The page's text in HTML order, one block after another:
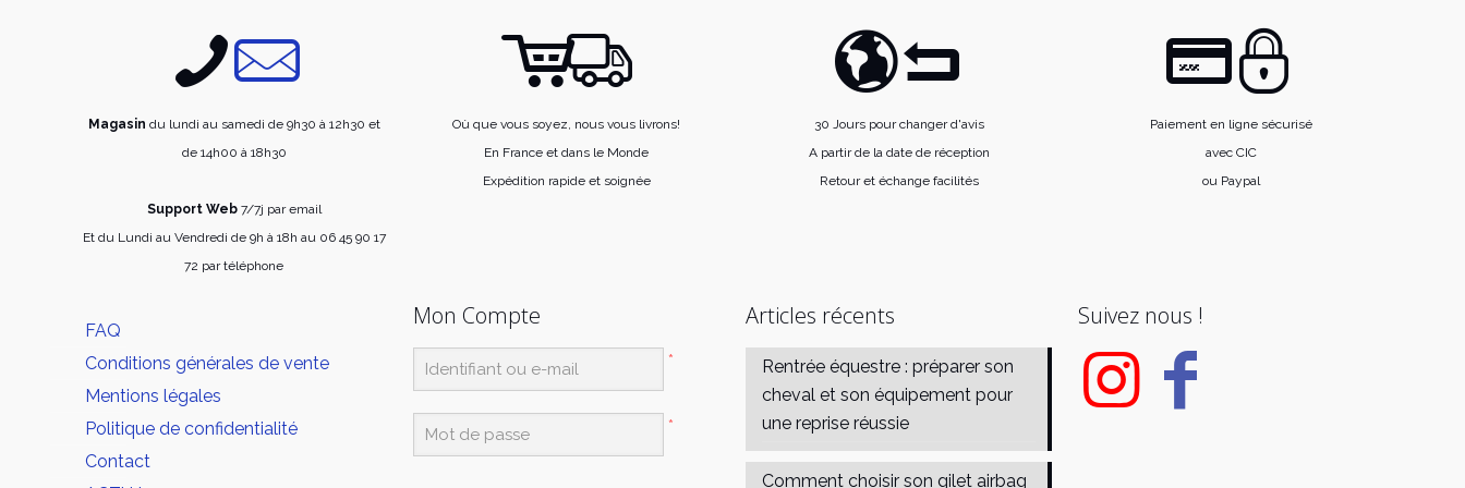
choisies
du
Magasin du lundi au samedi de 9h30 à 12h30 et
de 14h00 à 18h30
Support Web7/7j par email
Et du Lundi au Vendredi de 9h à 18h au 06 45 90 17
72 par téléphone
FAQ
Conditions générales de vente
Mentions légales
Politique de confidentialité
Contact
Où que vous soyez, nous vous livrons!
En France et dans le Monde
Expédition rapide et soignée
Mon Compte
*
*
30 Jours pour changer d'avis
A partir de la date de réception
Retour et échange facilités
Articles récents
Rentrée équestre : préparer son
cheval et son équipement pour
une reprise réussie
Comment choisir son gilet airbag
Paiement en ligne sécurisé
avec CIC
ou Paypal
Suivez nous !